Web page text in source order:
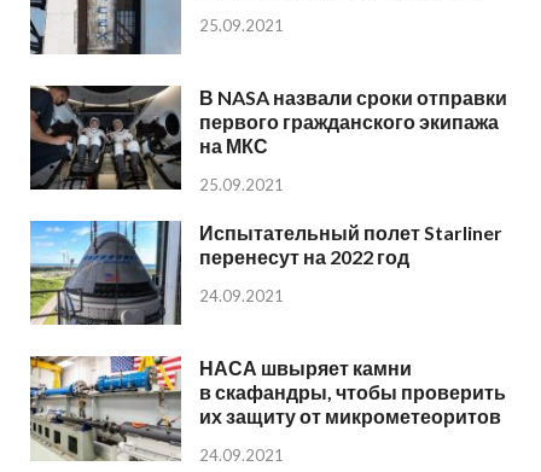
25.09.2021
В NASA назвали сроки отправки
первого гражданского экипажа
на МКС
25.09.2021
Испытательный полет Starliner
перенесут на 2022 год
24.09.2021
НАСА швыряет камни
в скафандры, чтобы проверить
их защиту от микрометеоритов
24.09.2021